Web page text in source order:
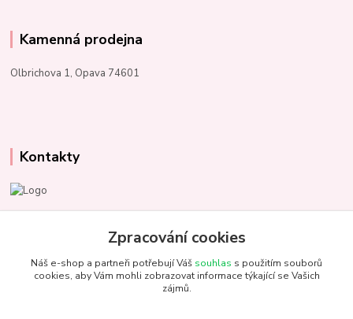
Kamenná prodejna
Olbrichova 1, Opava 74601
Kontakty
+420 731 153 484
info@unezbednychklubicek.cz
Zpracování cookies
Náš e-shop a partneři potřebují Váš souhlas s použitím souborů
cookies, aby Vám mohli zobrazovat informace týkající se Vašich
zájmů.